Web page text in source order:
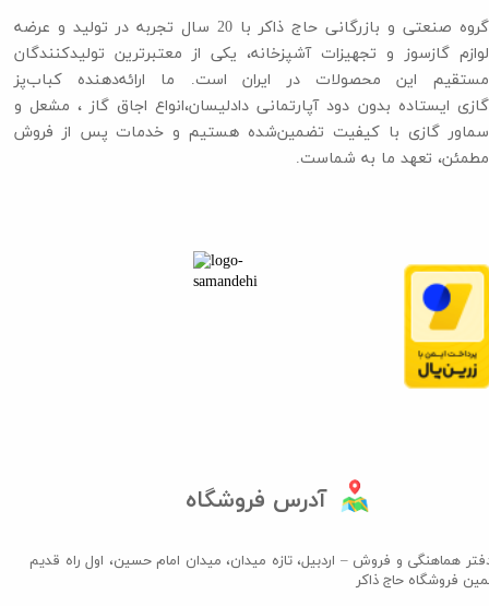
گروه صنعتی و بازرگانی حاج ذاکر با 20 سال تجربه در تولید و عرضه
لوازم گازسوز و تجهیزات آشپزخانه، یکی از معتبرترین تولیدکنندگان
مستقیم این محصولات در ایران است. ما ارائه‌دهنده کباب‌پز
گازی ایستاده بدون دود آپارتمانی دادلیسان،انواع اجاق گاز ،​​​​​​​ مشعل و
سماور گازی با کیفیت تضمین‌شده هستیم و خدمات پس از فروش
مطمئن، تعهد ما به شماست.
آدرس فروشگاه
هماهنگی و فروش – اردبیل، تازه میدان، میدان امام حسین، اول راه قدیم
فروشگاه حاج ذاکر​​​​​​​